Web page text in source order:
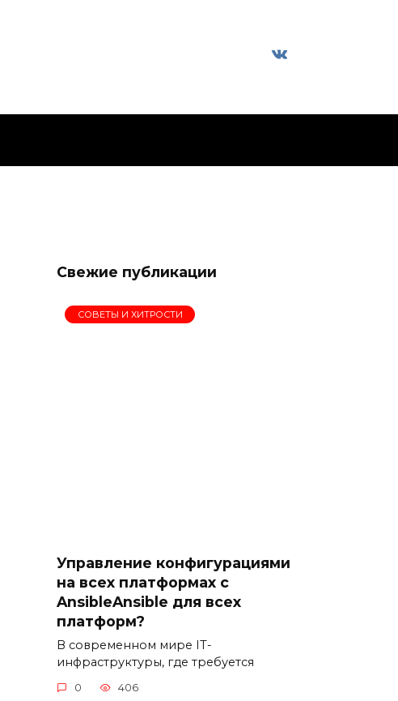
Свежие публикации
СОВЕТЫ И ХИТРОСТИ
Управление конфигурациями
на всех платформах с
AnsibleAnsible для всех
платформ?
В современном мире IT-
инфраструктуры, где требуется
0 406